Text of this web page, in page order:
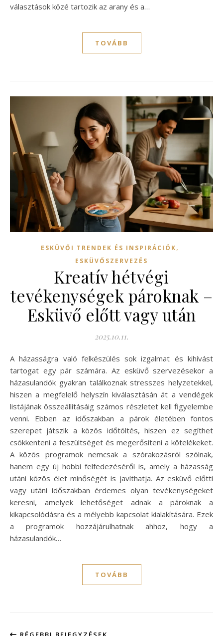
választások közé tartozik az arany és a…
TOVÁBB
ESKÜVŐI TRENDEK ÉS INSPIRÁCIÓK,
ESKÜVŐSZERVEZÉS
Kreatív hétvégi
tevékenységek pároknak –
Esküvő előtt vagy után
2025.10.11.
A házasságra való felkészülés sok izgalmat és kihívást
tartogat egy pár számára. Az esküvő szervezésekor a
házasulandók gyakran találkoznak stresszes helyzetekkel,
hiszen a megfelelő helyszín kiválasztásán át a vendégek
listájának összeállításáig számos részletet kell figyelembe
venni. Ebben az időszakban a párok életében fontos
szerepet játszik a közös időtöltés, hiszen ez segíthet
csökkenteni a feszültséget és megerősíteni a kötelékeket.
A közös programok nemcsak a szórakozásról szólnak,
hanem egy új hobbi felfedezéséről is, amely a házasság
utáni közös élet minőségét is javíthatja. Az esküvő előtti
vagy utáni időszakban érdemes olyan tevékenységeket
keresni, amelyek lehetőséget adnak a pároknak a
kikapcsolódásra és a mélyebb kapcsolat kialakítására. Ezek
a programok hozzájárulhatnak ahhoz, hogy a
házasulandók…
TOVÁBB